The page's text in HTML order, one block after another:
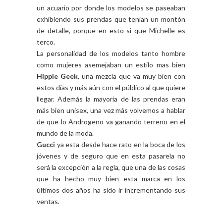
un acuario por donde los modelos se paseaban
exhibiendo sus prendas que tenían un montón
de detalle, porque en esto si que Michelle es
terco.
La personalidad de los modelos tanto hombre
como mujeres asemejaban un estilo mas bien
Hippie Geek, una mezcla que va muy bien con
estos días y más aún con el público al que quiere
llegar. Además la mayoría de las prendas eran
más bien unisex, una vez más volvemos a hablar
de que lo Androgeno va ganando terreno en el
mundo de la moda.
Gucci ya esta desde hace rato en la boca de los
jóvenes y de seguro que en esta pasarela no
será la excepción a la regla, que una de las cosas
que ha hecho muy bien esta marca en los
últimos dos años ha sido ir incrementando sus
ventas.